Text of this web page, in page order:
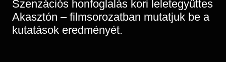
Régészet
Tagintézmények
Felnőttképzés
Képcsarnok
Történeti Fényképtár
Szenzációs honfoglalás kori leletegyüttes
Akasztón – filmsorozatban mutatjuk be a
kutatások eredményét.